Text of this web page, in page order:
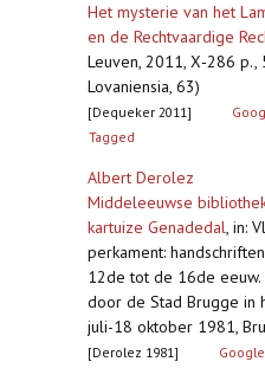
Het mysterie van het
en de Rechtvaardige
Leuven, 2011, X‐286 p.,
Lovaniensia, 63)
[Dequeker 2011]
Tagged
Albert Derolez
Middeleeuwse
kartuize Genadedal, in:
perkament:
12de tot de 16de
door de Stad Brugge in
juli-18 oktober 1981,
[Derolez 1981]